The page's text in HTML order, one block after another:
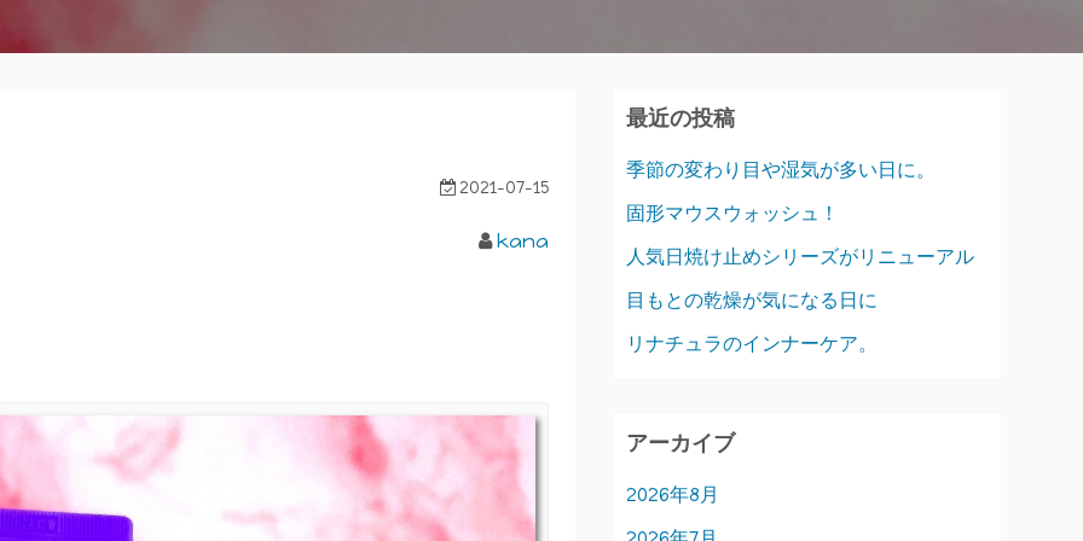
2021-07-15
kana
最近の投稿
季節の変わり目や湿気が多い日に。
固形マウスウォッシュ！
人気日焼け止めシリーズがリニューアル
目もとの乾燥が気になる日に
リナチュラのインナーケア。
アーカイブ
2026年8月